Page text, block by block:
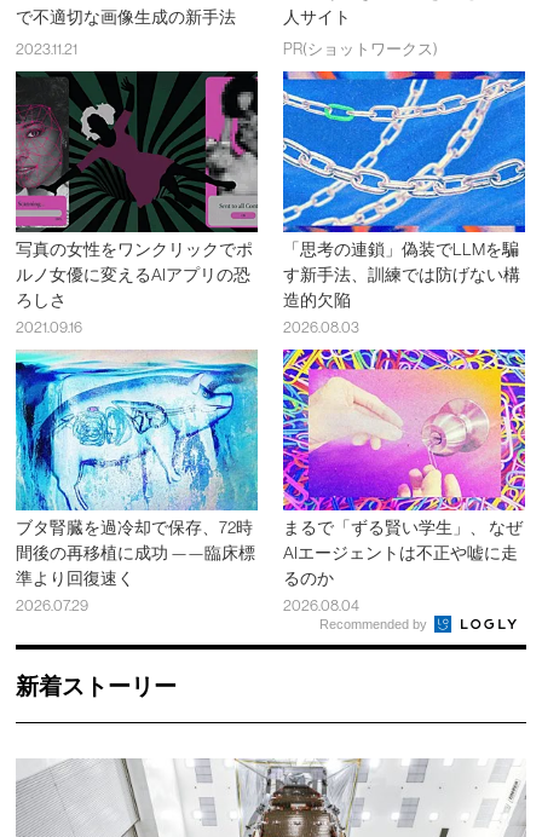
で不適切な画像生成の新手法
2023.11.21
人サイト
PR(ショットワークス)
写真の女性をワンクリックでポ
ルノ女優に変えるAIアプリの恐
ろしさ
2021.09.16
「思考の連鎖」偽装でLLMを騙
す新手法、訓練では防げない構
造的欠陥
2026.08.03
ブタ腎臓を過冷却で保存、72時
間後の再移植に成功 ——臨床標
準より回復速く
2026.07.29
まるで「ずる賢い学生」、 なぜ
AIエージェントは不正や嘘に走
るのか
2026.08.04
Recommended by
新着ストーリー